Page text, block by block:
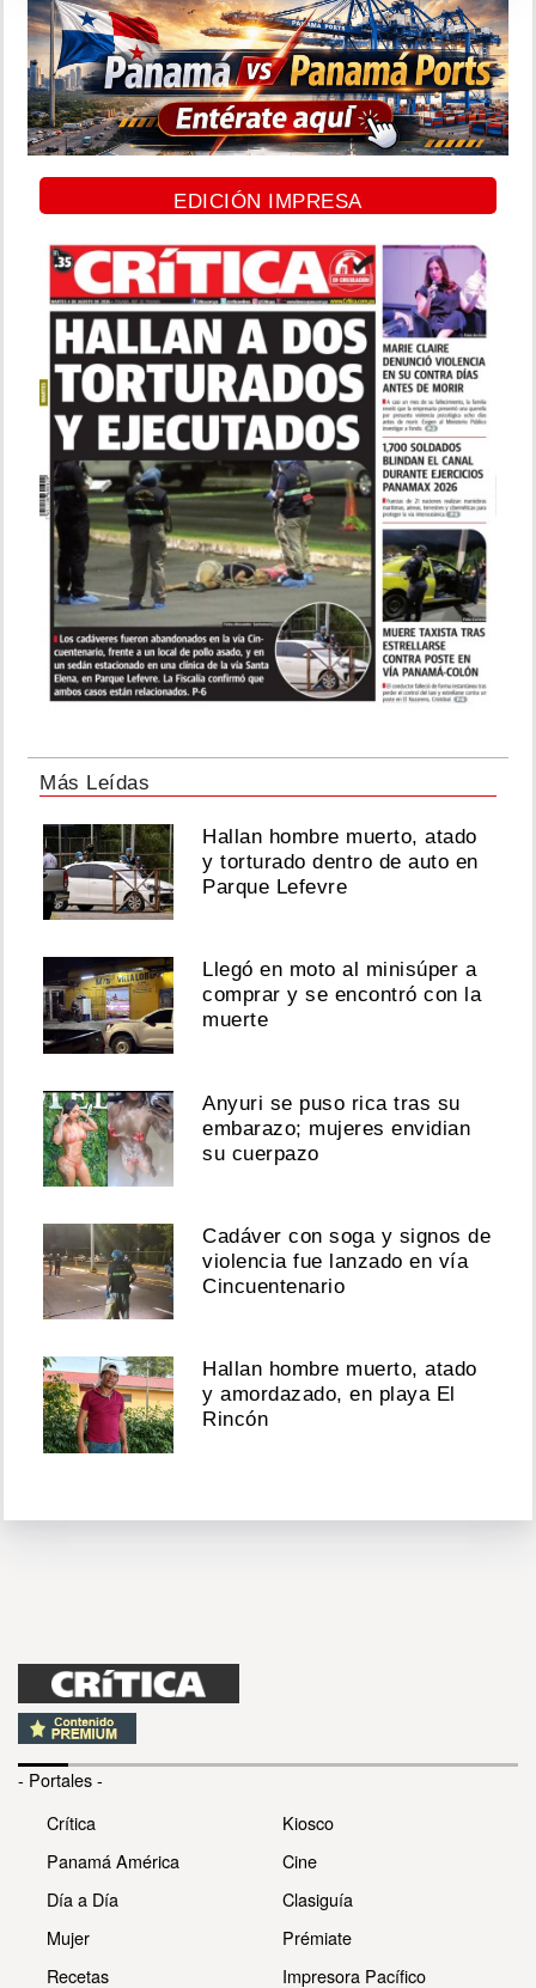
EDICIÓN IMPRESA
Más Leídas
Hallan hombre muerto, atado
y torturado dentro de auto en
Parque Lefevre
Llegó en moto al minisúper a
comprar y se encontró con la
muerte
Anyuri se puso rica tras su
embarazo; mujeres envidian
su cuerpazo
Cadáver con soga y signos de
violencia fue lanzado en vía
Cincuentenario
Hallan hombre muerto, atado
y amordazado, en playa El
Rincón
- Portales -
Crítica
Panamá América
Día a Día
Mujer
Recetas
Kiosco
Cine
Clasiguía
Prémiate
Impresora Pacífico